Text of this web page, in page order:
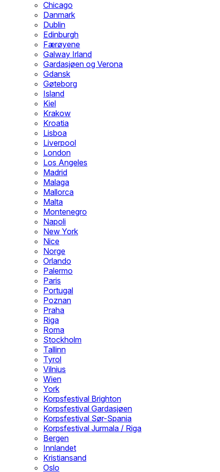
Chicago
Danmark
Dublin
Edinburgh
Færøyene
Galway Irland
Gardasjøen og Verona
Gdansk
Gøteborg
Island
Kiel
Krakow
Kroatia
Lisboa
Liverpool
London
Los Angeles
Madrid
Malaga
Mallorca
Malta
Montenegro
Napoli
New York
Nice
Norge
Orlando
Palermo
Paris
Portugal
Poznan
Praha
Riga
Roma
Stockholm
Tallinn
Tyrol
Vilnius
Wien
York
Korpsfestival Brighton
Korpsfestival Gardasjøen
Korpsfestival Sør-Spania
Korpsfestival Jurmala / Riga
Bergen
Innlandet
Kristiansand
Oslo